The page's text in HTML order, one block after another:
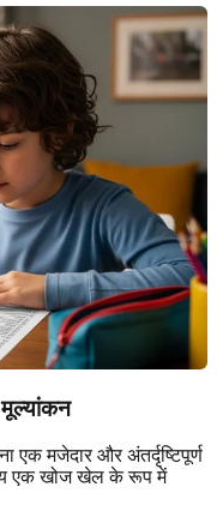
मूल्यांकन
मजेदार और अंतर्दृष्टिपूर्ण
एक खोज खेल के रूप में